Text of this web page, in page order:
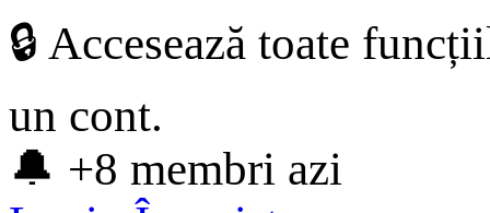
🔒 Accesează toate
un cont.
🔔 +8 membri azi